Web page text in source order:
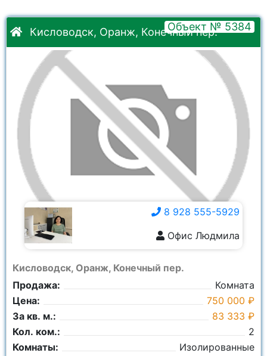
Кисловодск, Оранж, Конечный пер.
Объект № 5384
Кисловодск, Оранж, Конечный пер.
Продажа:
Комната
Цена:
750 000 ₽
За кв. м.:
83 333 ₽
Кол. ком.:
2
Комнаты:
Изолированные
8 928 555-5929
Офис Людмила